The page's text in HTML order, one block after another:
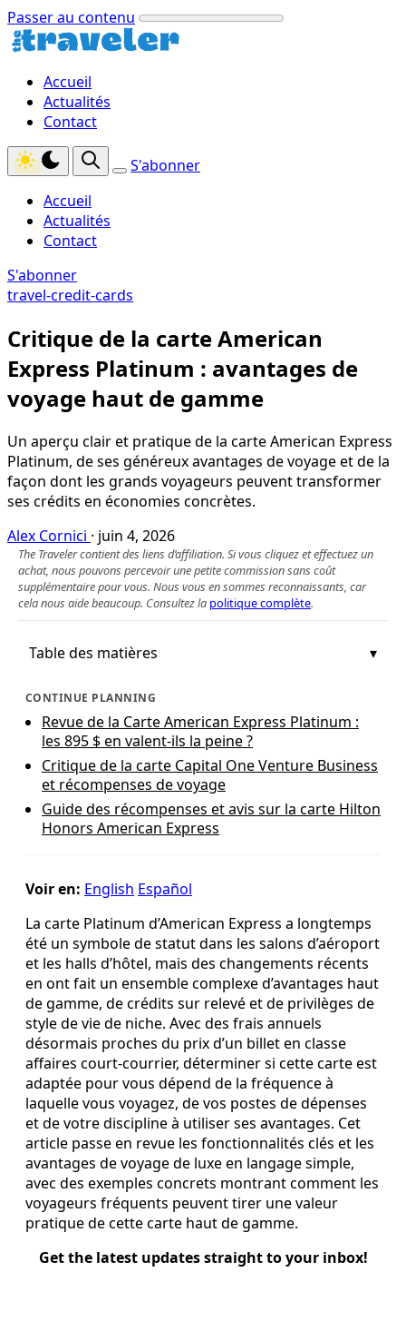
Passer au contenu
Accueil
Actualités
Contact
S'abonner
Accueil
Actualités
Contact
S'abonner
travel-credit-cards
Critique de la carte American
Express Platinum : avantages de
voyage haut de gamme
Un aperçu clair et pratique de la carte American Express
Platinum, de ses généreux avantages de voyage et de la
façon dont les grands voyageurs peuvent transformer
ses crédits en économies concrètes.
Alex Cornici · juin 4, 2026
The Traveler contient des liens d’affiliation. Si vous cliquez et effectuez un
achat, nous pouvons percevoir une petite commission sans coût
supplémentaire pour vous. Nous vous en sommes reconnaissants, car
cela nous aide beaucoup. Consultez la politique complète.
Table des matières
CONTINUE PLANNING
Revue de la Carte American Express Platinum :
les 895 $ en valent‑ils la peine ?
Critique de la carte Capital One Venture Business
et récompenses de voyage
Guide des récompenses et avis sur la carte Hilton
Honors American Express
Voir en: English Español
La carte Platinum d’American Express a longtemps
été un symbole de statut dans les salons d’aéroport
et les halls d’hôtel, mais des changements récents
en ont fait un ensemble complexe d’avantages haut
de gamme, de crédits sur relevé et de privilèges de
style de vie de niche. Avec des frais annuels
désormais proches du prix d’un billet en classe
affaires court-courrier, déterminer si cette carte est
adaptée pour vous dépend de la fréquence à
laquelle vous voyagez, de vos postes de dépenses
et de votre discipline à utiliser ses avantages. Cet
article passe en revue les fonctionnalités clés et les
avantages de voyage de luxe en langage simple,
avec des exemples concrets montrant comment les
voyageurs fréquents peuvent tirer une valeur
pratique de cette carte haut de gamme.
Get the latest updates straight to your inbox!